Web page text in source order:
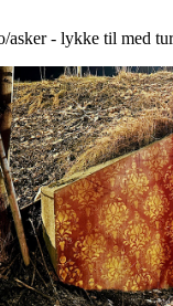
asker - lykke til med